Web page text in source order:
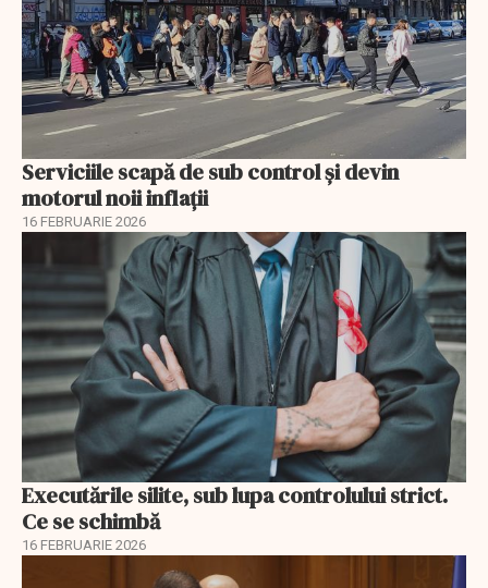
Serviciile scapă de sub control și devin
motorul noii inflații
16 FEBRUARIE 2026
Executările silite, sub lupa controlului strict.
Ce se schimbă
16 FEBRUARIE 2026